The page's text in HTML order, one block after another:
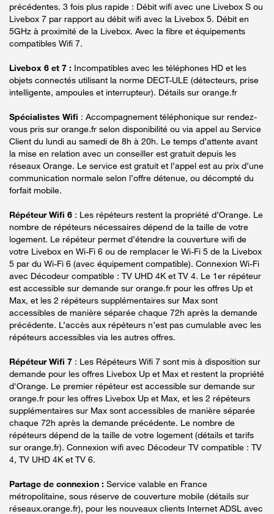
précédentes. 3 fois plus rapide : Débit wifi avec une Livebox S ou
Livebox 7 par rapport au débit wifi avec la Livebox 5. Débit en
5GHz à proximité de la Livebox. Avec la fibre et équipements
compatibles Wifi 7.
Livebox 6 et 7 : Incompatibles avec les téléphones HD et les
objets connectés utilisant la norme DECT-ULE (détecteurs, prise
intelligente, ampoules et interrupteur). Détails sur orange.fr
Spécialistes Wifi : Accompagnement téléphonique sur rendez-
vous pris sur orange.fr selon disponibilité ou via appel au Service
Client du lundi au samedi de 8h à 20h. Le temps d’attente avant
la mise en relation avec un conseiller est gratuit depuis les
réseaux Orange. Le service est gratuit et l’appel est au prix d’une
communication normale selon l’offre détenue, ou décompté du
forfait mobile.
Répéteur Wifi 6 : Les répéteurs restent la propriété d’Orange. Le
nombre de répéteurs nécessaires dépend de la taille de votre
logement. Le répéteur permet d’étendre la couverture wifi de
votre Livebox en Wi-Fi 6 ou de remplacer le Wi-Fi 5 de la Livebox
5 par du Wi-Fi 6 (avec équipement compatible). Connexion Wi-Fi
avec Décodeur compatible : TV UHD 4K et TV 4. Le 1er répéteur
est accessible sur demande sur orange.fr pour les offres Up et
Max, et les 2 répéteurs supplémentaires sur Max sont
accessibles de manière séparée chaque 72h après la demande
précédente. L’accès aux répéteurs n’est pas cumulable avec les
répéteurs accessibles via les autres offres.
Répéteur Wifi 7 : Les Répéteurs Wifi 7 sont mis à disposition sur
demande pour les offres Livebox Up et Max et restent la propriété
d'Orange. Le premier répéteur est accessible sur demande sur
orange.fr pour les offres Livebox Up et Max, et les 2 répéteurs
supplémentaires sur Max sont accessibles de manière séparée
chaque 72h après la demande précédente. Le nombre de
répéteurs dépend de la taille de votre logement (détails et tarifs
sur orange.fr). Connexion wifi avec Décodeur TV compatible : TV
4, TV UHD 4K et TV 6.
Partage de connexion : Service valable en France
métropolitaine, sous réserve de couverture mobile (détails sur
réseaux.orange.fr), pour les nouveaux clients Internet ADSL avec